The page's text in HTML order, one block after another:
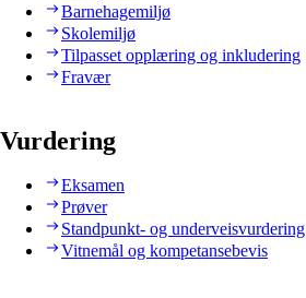
Barnehagemiljø
Skolemiljø
Tilpasset opplæring og inkludering
Fravær
Vurdering
Eksamen
Prøver
Standpunkt- og underveisvurdering
Vitnemål og kompetansebevis